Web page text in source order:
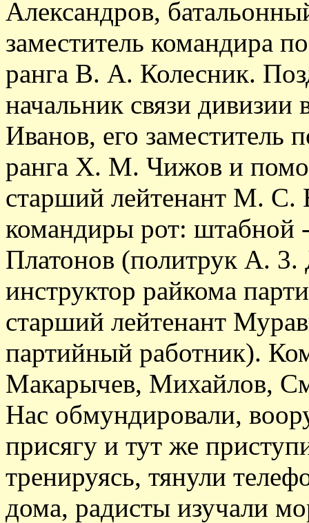
Александров,
заместитель командира
ранга В. А. Колесник.
начальник связи
Иванов, его заместитель
ранга X. М. Чижов и
старший лейтенант М. С.
командиры рот:
Платонов (политрук А.
инструктор райкома
старший лейтенант
партийный работник).
Макарычев, Михайлов,
Нас обмундировали,
присягу и тут же
тренируясь, тянули
дома, радисты изучали